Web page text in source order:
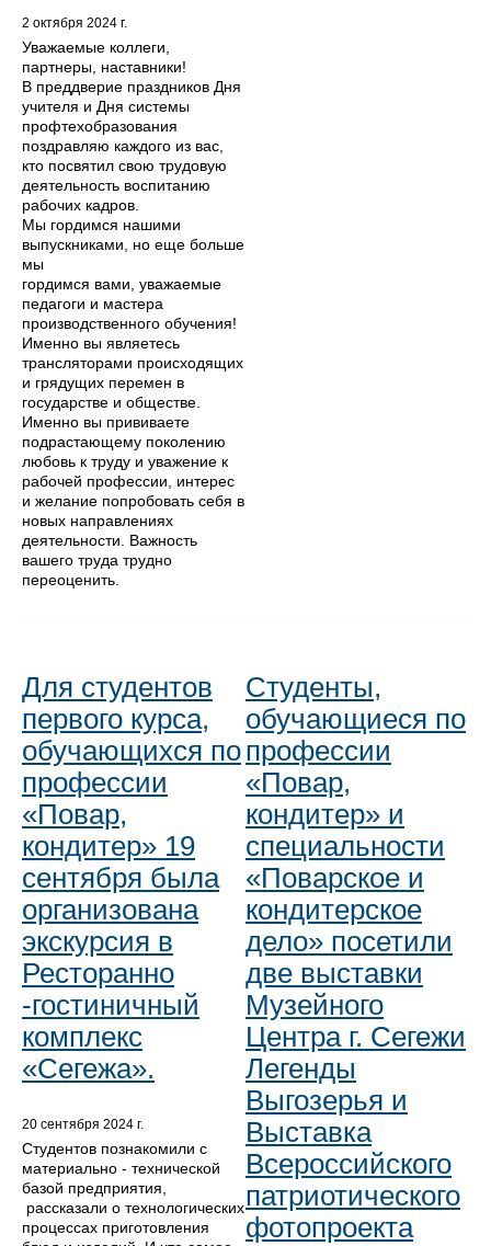
2 октября 2024 г.
Уважаемые коллеги,
партнеры, наставники!
В преддверие праздников Дня
учителя и Дня системы
профтехобразования
поздравляю каждого из вас,
кто посвятил свою трудовую
деятельность воспитанию
рабочих кадров.
Мы гордимся нашими
выпускниками, но еще больше
мы
гордимся вами, уважаемые
педагоги и мастера
производственного обучения!
Именно вы являетесь
трансляторами происходящих
и грядущих перемен в
государстве и обществе.
Именно вы прививаете
подрастающему поколению
любовь к труду и уважение к
рабочей профессии, интерес
и желание попробовать себя в
новых направлениях
деятельности. Важность
вашего труда трудно
переоценить.
Для студентов
первого курса,
обучающихся по
профессии
«Повар,
кондитер» 19
сентября была
организована
экскурсия в
Ресторанно
-гостиничный
комплекс
«Сегежа».
20 сентября 2024 г.
Студентов познакомили с
материально - технической
базой предприятия,
рассказали о технологических
процессах приготовления
Студенты,
обучающиеся по
профессии
«Повар,
кондитер» и
специальности
«Поварское и
кондитерское
дело» посетили
две выставки
Музейного
Центра г. Сегежи
Легенды
Выгозерья и
Выставка
Всероссийского
патриотического
фотопроекта